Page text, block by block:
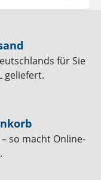
für Sie
geliefert.
so macht Online-